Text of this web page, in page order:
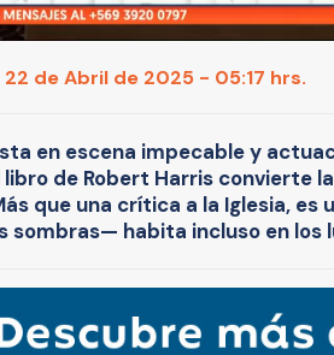
22 de Abril de 2025 - 05:17 hrs.
en escena impecable y
libro de Robert Harris convierte
que una crítica a la Iglesia,
sombras— habita incluso en los